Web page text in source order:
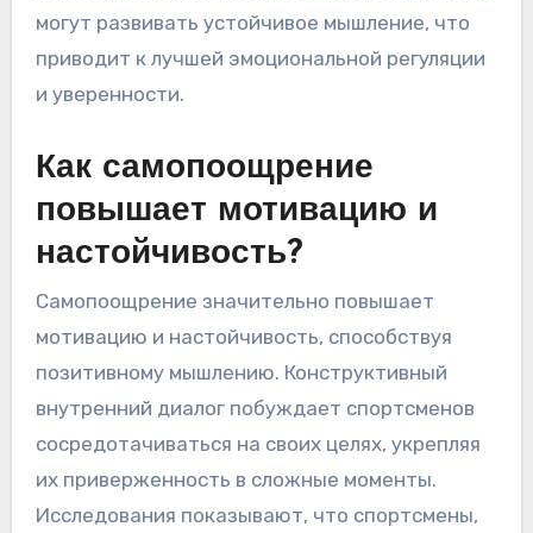
могут развивать устойчивое мышление, что
приводит к лучшей эмоциональной регуляции
и уверенности.
Как самопоощрение
повышает мотивацию и
настойчивость?
Самопоощрение значительно повышает
мотивацию и настойчивость, способствуя
позитивному мышлению. Конструктивный
внутренний диалог побуждает спортсменов
сосредотачиваться на своих целях, укрепляя
их приверженность в сложные моменты.
Исследования показывают, что спортсмены,